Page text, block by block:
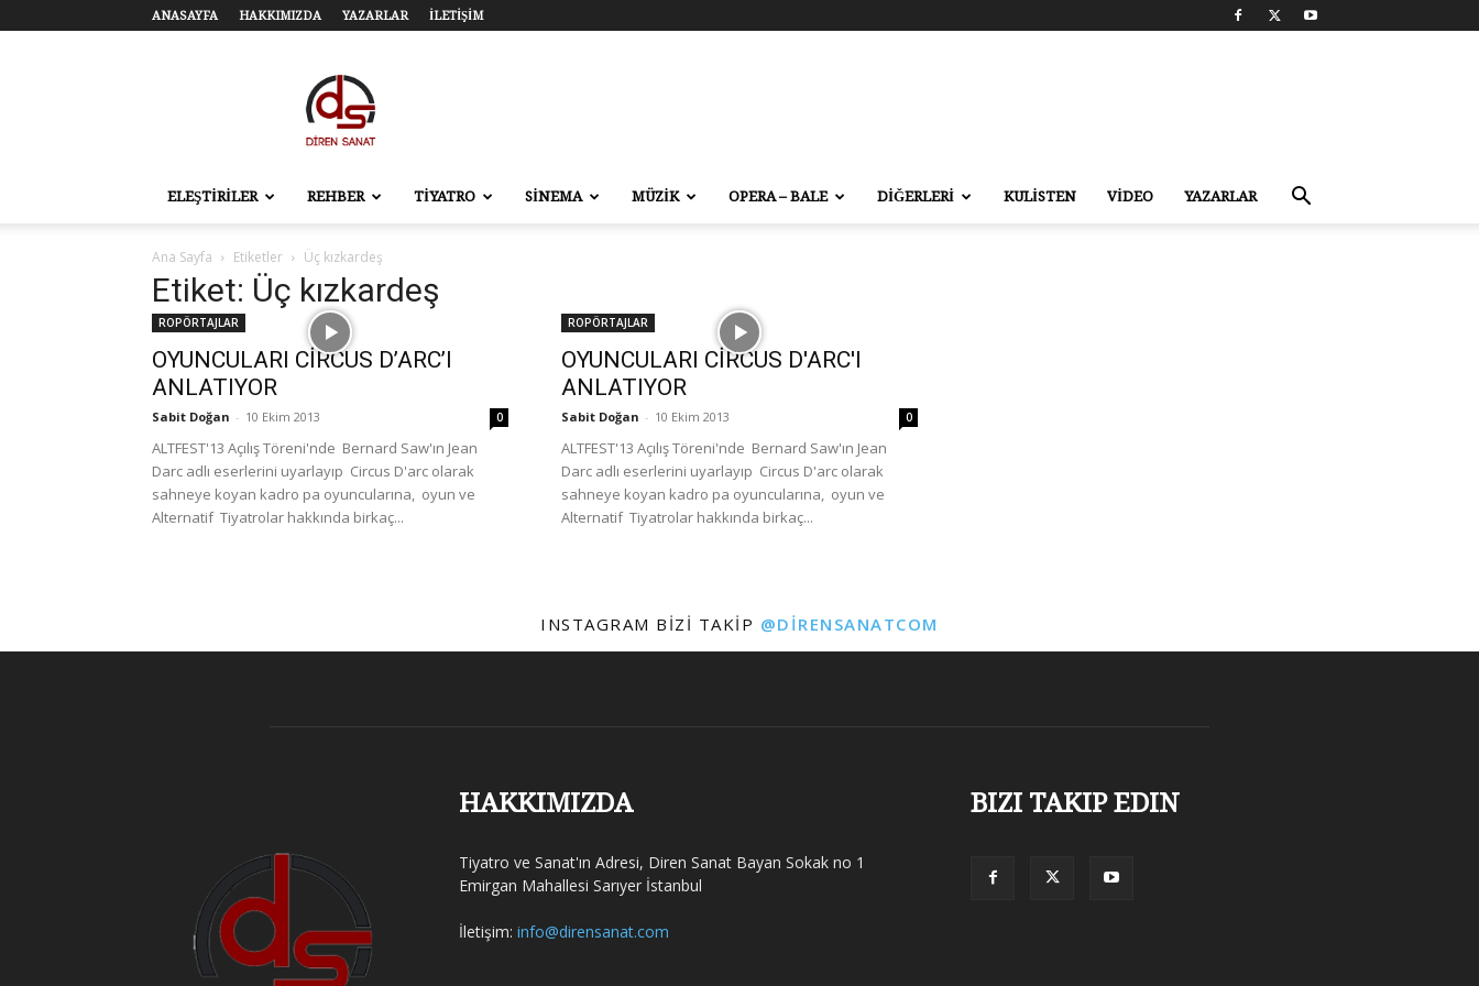
ANASAYFA HAKKIMIZDA YAZARLAR İLETİŞİM
Diren
Sanat
–
Tiyatro,
Sahne
ELEŞTİRİLER REHBER TİYATRO SİNEMA MÜZİK OPERA – BALE DİĞERLERİ KULİSTEN VİDEO YAZARLAR
Ana Sayfa Etiketler Üç kızkardeş
Etiket: Üç kızkardeş
ROPÖRTAJLAR
OYUNCULARI CİRCUS D’ARC’I
ANLATIYOR
Sabit Doğan - 10 Ekim 2013 0
ALTFEST'13 Açılış Töreni'nde Bernard Saw'ın Jean
Darc adlı eserlerini uyarlayıp Circus D'arc olarak
sahneye koyan kadro pa oyuncularına, oyun ve
Alternatif Tiyatrolar hakkında birkaç...
ROPÖRTAJLAR
OYUNCULARI CİRCUS D'ARC'I
ANLATIYOR
Sabit Doğan - 10 Ekim 2013 0
ALTFEST'13 Açılış Töreni'nde Bernard Saw'ın Jean
Darc adlı eserlerini uyarlayıp Circus D'arc olarak
sahneye koyan kadro pa oyuncularına, oyun ve
Alternatif Tiyatrolar hakkında birkaç...
INSTAGRAM BIZI TAKIP @DIRENSANATCOM
HAKKIMIZDA
Tiyatro ve Sanat'ın Adresi, Diren Sanat Bayan Sokak no 1
Emirgan Mahallesi Sarıyer İstanbul
İletişim: info@dirensanat.com
BIZI TAKIP EDIN